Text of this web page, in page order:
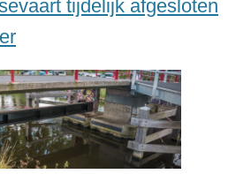
tijdelijk afgesloten